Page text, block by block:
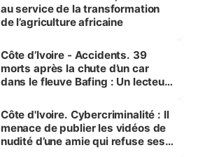
au service de la transformation
de l’agriculture africaine
Côte d’Ivoire - Accidents. 39
morts après la chute d’un car
dans le fleuve Bafing : Un lecteur
des Transports
Côte d'Ivoire. Cybercriminalité : Il
menace de publier les vidéos de
nudité d’une amie qui refuse ses